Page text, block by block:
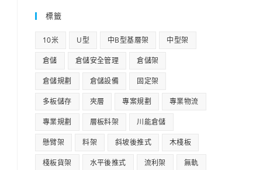
標籤
10米 U型 中B型基層架 中型架
倉儲 倉儲安全管理 倉儲架
倉儲規劃 倉儲設備 固定架
多板儲存 夾層 專案規劃 專業物流
專業規劃 層板料架 川能倉儲
懸臂架 料架 斜坡後推式 木棧板
棧板貨架 水平後推式 流利架 無軌